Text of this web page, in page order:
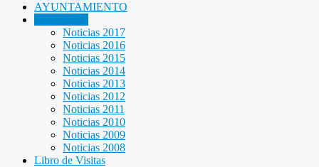
AYUNTAMIENTO
Noticias 2017
Noticias 2016
Noticias 2015
Noticias 2014
Noticias 2013
Noticias 2012
Noticias 2011
Noticias 2010
Noticias 2009
Noticias 2008
Libro de Visitas